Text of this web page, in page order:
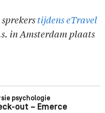
tijdens eTravel
in Amsterdam plaats
psychologie
out – Emerce